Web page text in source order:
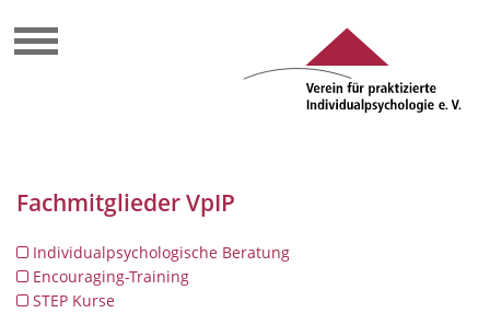
Fachmitglieder VpIP
Individualpsychologische Beratung
Encouraging-Training
STEP Kurse